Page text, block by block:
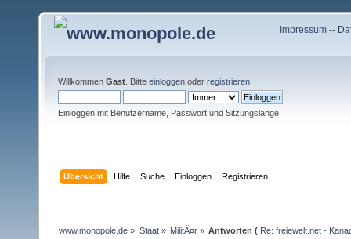
Impressum--
Willkommen Gast . Bitte einloggen oder registrieren
Einloggen mit Benutzername, Passwort und Sitzungslänge
Übersicht Hilfe Suche Einloggen Registrieren
www.monopole.de » Staat» MilitÃ¤r» Antworten ( Re: freiewelt.net -